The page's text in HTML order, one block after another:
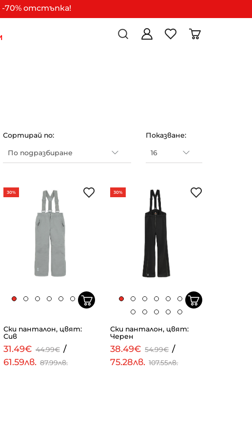
-70% отстъпка!
Сортирай по: Показване:
30%
Ски панталон, цвят:
Сив
31.49€ 44.99€ /
61.59лв. 87.99лв.
30%
Ски панталон, цвят:
Черен
38.49€ 54.99€ /
75.28лв. 107.55лв.